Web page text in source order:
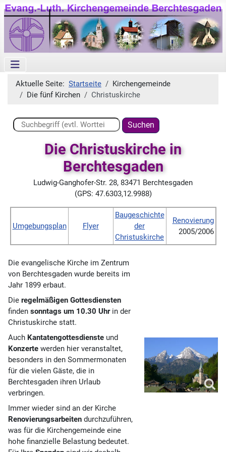
Aktuelle Seite: Startseite
Kirchengemeinde
Die fünf Kirchen
Christuskirche
Suchen ...
Suchen
Die Christuskirche in
Berchtesgaden
Ludwig-Ganghofer-Str. 28, 83471 Berchtesgaden
(GPS: 47.6303,12.9988)
Umgebungsplan Flyer
Baugeschichte
der
Christuskirche
Renovierung
2005/2006
Die evangelische Kirche im Zentrum
von Berchtesgaden wurde bereits im
Jahr 1899 erbaut.
Die regelmäßigen Gottesdiensten
finden sonntags um 10.30 Uhrin der
Christuskirche statt.
Auch Kantatengottesdienste und
Konzerte werden hier veranstaltet,
besonders in den Sommermonaten
für die vielen Gäste, die in
Berchtesgaden ihren Urlaub
verbringen.
Immer wieder sind an der Kirche
Renovierungsarbeiten durchzuführen,
was für die Kirchengemeinde eine
hohe finanzielle Belastung bedeutet.